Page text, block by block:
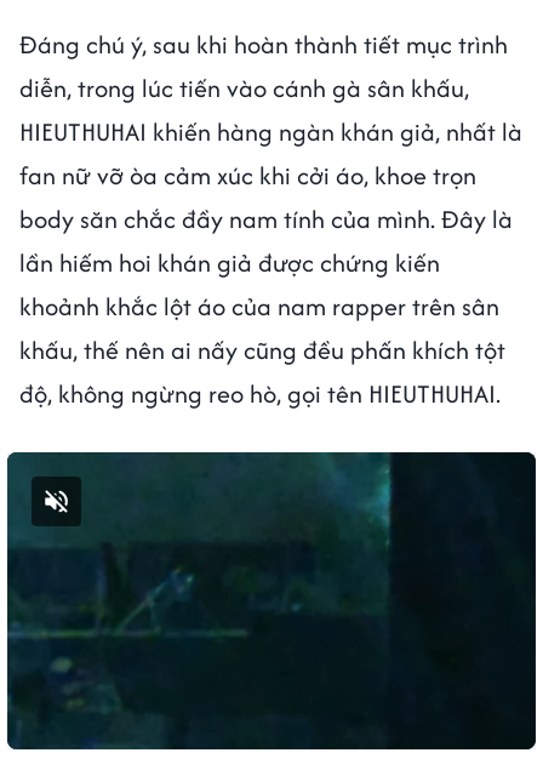
Đáng chú ý, sau khi hoàn thành tiết mục trình
diễn, trong lúc tiến vào cánh gà sân khấu,
HIEUTHUHAI khiến hàng ngàn khán giả, nhất là
fan nữ vỡ òa cảm xúc khi cởi áo, khoe trọn
body săn chắc đầy nam tính của mình. Đây là
lần hiếm hoi khán giả được chứng kiến
khoảnh khắc lột áo của nam rapper trên sân
khấu, thế nên ai nấy cũng đều phấn khích tột
độ, không ngừng reo hò, gọi tên HIEUTHUHAI.